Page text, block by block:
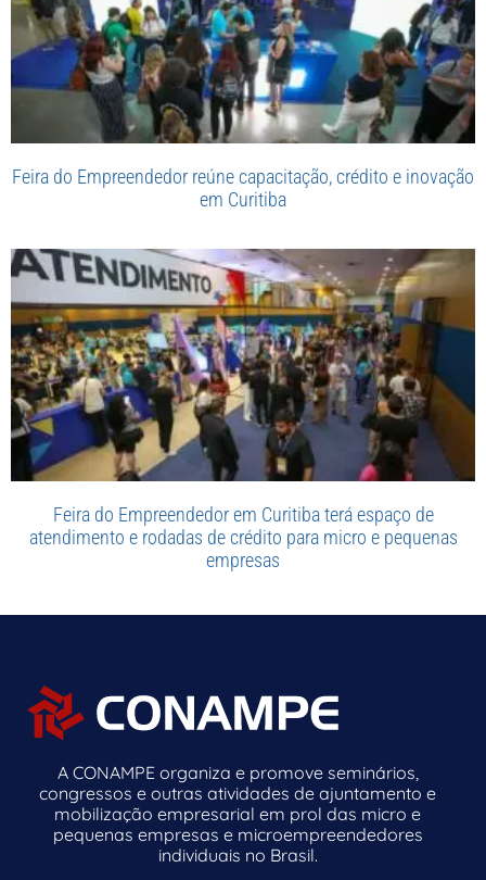
Feira do Empreendedor reúne capacitação, crédito e inovação
em Curitiba
Feira do Empreendedor em Curitiba terá espaço de
atendimento e rodadas de crédito para micro e pequenas
empresas
A CONAMPE organiza e promove seminários,
congressos e outras atividades de ajuntamento e
mobilização empresarial em prol das micro e
pequenas empresas e microempreendedores
individuais no Brasil.